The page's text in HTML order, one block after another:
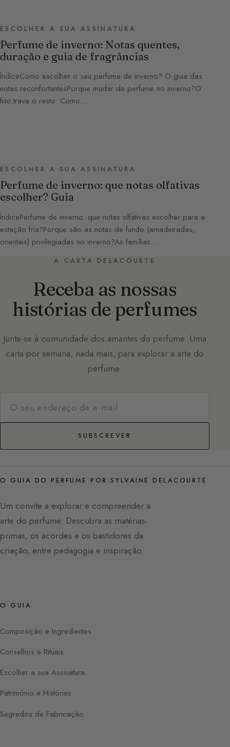
ESCOLHER A SUA ASSINATURA
Perfume de inverno: Notas quentes,
duração e guia de fragrâncias
ÍndiceComo escolher o seu perfume de inverno? O guia das
notas reconfortantesPorque mudar de perfume no inverno?O
frio trava o rasto: Como…
ESCOLHER A SUA ASSINATURA
Perfume de inverno: que notas olfativas
escolher? Guia
ÍndicePerfume de inverno: que notas olfativas escolher para a
estação fria?Porque são as notas de fundo (amadeiradas,
orientais) privilegiadas no inverno?As famílias…
A CARTA DELACOURTE
Receba as nossas
histórias de perfumes
Junte-se à comunidade dos amantes do perfume. Uma
carta por semana, nada mais, para explorar a arte do
perfume.
SUBSCREVER
O GUIA DO PERFUME POR SYLVAINE DELACOURTE
Um convite a explorar e compreender a
arte do perfume. Descubra as matérias-
primas, os acordes e os bastidores da
criação, entre pedagogia e inspiração.
O GUIA
Composição e Ingredientes
Conselhos e Rituais
Escolher a sua Assinatura
Património e Histórias
Segredos de Fabricação